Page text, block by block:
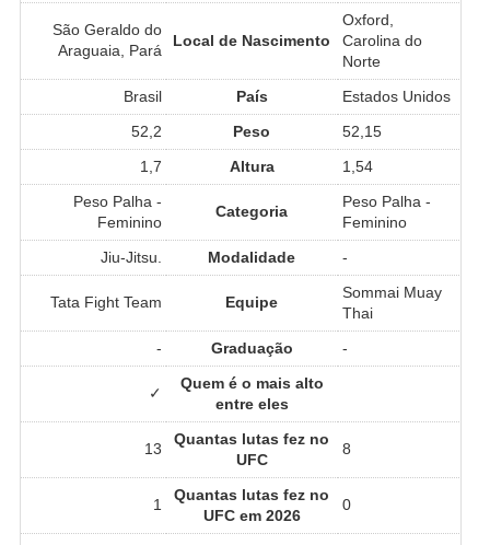
São Geraldo do
Araguaia, Pará
Local de Nascimento
Oxford,
Carolina do
Norte
Brasil
País
Estados Unidos
52,2
Peso
52,15
1,7
Altura
1,54
Peso Palha -
Feminino
Categoria
Peso Palha -
Feminino
Jiu-Jitsu.
Modalidade -
Tata Fight Team Equipe
Sommai Muay
Thai
-
Graduação -
✓
Quem é o mais alto
entre eles
13
Quantas lutas fez no
UFC
8
1
Quantas lutas fez no
UFC em 2026
0